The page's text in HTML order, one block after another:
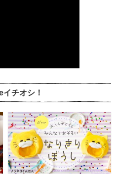
チオシ！